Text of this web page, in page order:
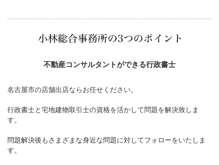
不動産コンサルタントができる行政書士
名古屋市の店舗出店ならお任せください。
行政書士と宅地建物取引士の資格を活かして問題を解決致しま
す。
問題解決後もさまざまな身近な問題に対してフォローをいたしま
す。